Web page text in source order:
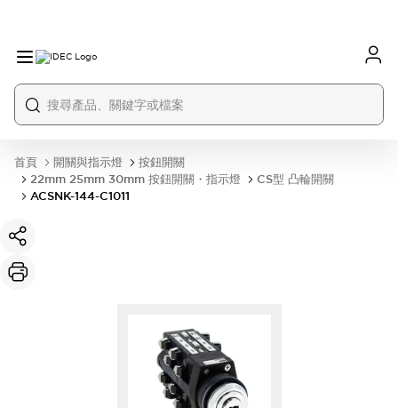
首頁 開關與指示燈
按鈕開關
22mm 25mm 30mm 按鈕開關・指示燈
CS型 凸輪開關
ACSNK-144-C1011